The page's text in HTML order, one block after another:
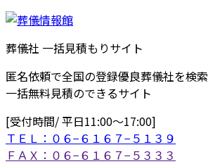
葬儀社 一括見積もりサイト
匿名依頼で全国の登録優良葬儀社を検索
一括無料見積のできるサイト
[受付時間/ 平日11:00〜17:00]
ＴＥＬ：０６−６１６７−５１３９
ＦＡＸ：０６−６１６７−５３３３